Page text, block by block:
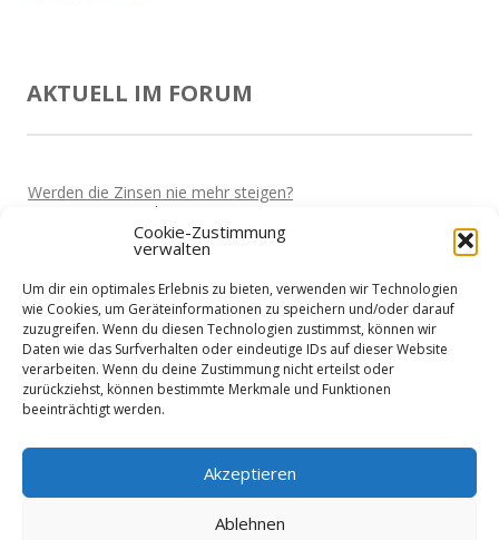
Cookie-Zustimmung
verwalten
Um dir ein optimales Erlebnis zu bieten, verwenden wir Technologien
wie Cookies, um Geräteinformationen zu speichern und/oder darauf
zuzugreifen. Wenn du diesen Technologien zustimmst, können wir
Daten wie das Surfverhalten oder eindeutige IDs auf dieser Website
verarbeiten. Wenn du deine Zustimmung nicht erteilst oder
zurückziehst, können bestimmte Merkmale und Funktionen
beeinträchtigt werden.
Akzeptieren
Ablehnen
AKTUELL IM FORUM
Werden die Zinsen nie mehr steigen?
Vor 5 Jahren
Bekomme ich auch als Unternehmer einen Kredit?
Hohe Strompreise fressen einen auf....
VonHorst Vor 5 Jahren
Betriebsmittel zwischenfinanzieren lassen?
VonHorstVor 5 Jahren
Größere Investition finanzieren